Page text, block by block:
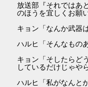
放送部『それではあ
のほうを宜しくお願
キョン「なんか武器
ハルヒ「そんなもの
キョン「そしたらど
しているだけじゃや
ハルヒ「私がなんと